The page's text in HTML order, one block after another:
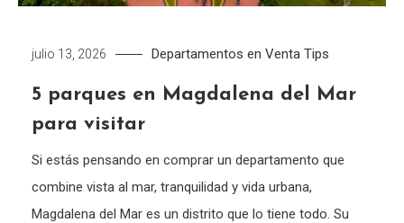
julio 13, 2026 Departamentos en Venta Tips
5 parques en Magdalena del Mar
para visitar
Si estás pensando en comprar un departamento que
combine vista al mar, tranquilidad y vida urbana,
Magdalena del Mar es un distrito que lo tiene todo. Su